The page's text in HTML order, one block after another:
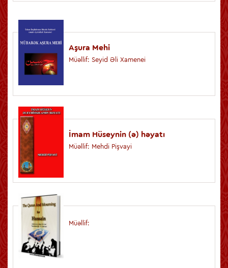
Aşura Mehi
Müəllif: Seyid Əli Xamenei
İmam Hüseynin (ə) həyatı
Müəllif: Mehdi Pişvayi
Müəllif: